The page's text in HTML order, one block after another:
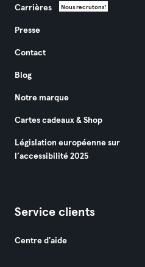
Carrières Nous recrutons!
Presse
Contact
Blog
Notre marque
Cartes cadeaux & Shop
Législation européenne sur
l’accessibilité 2025
Service clients
Centre d'aide